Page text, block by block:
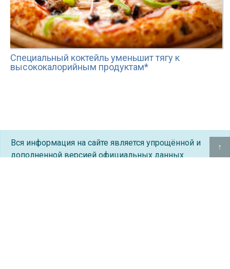
Специальный коктейль уменьшит тягу к
высококалорийным продуктам*
Вся информация на сайте является упрощённой и
дополненной версией официальных данных
↑